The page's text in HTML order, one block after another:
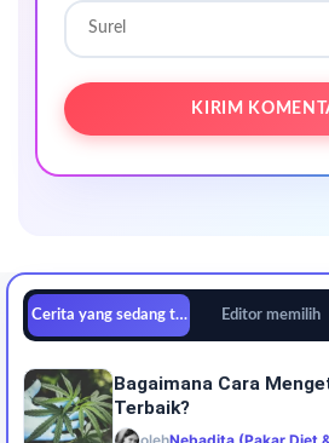
Cerita yang sedang tren Editor memilih
Bagaimana Cara
Terbaik?